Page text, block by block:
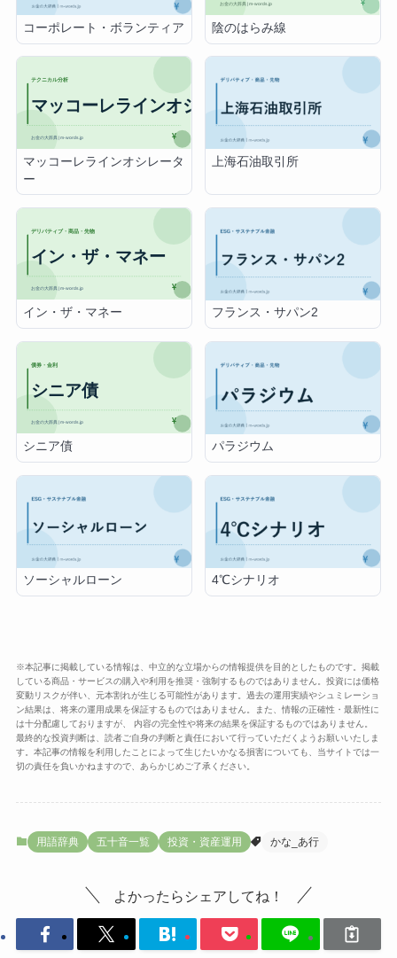
コーポレート・ボランティア 陰のはらみ線
マッコーレラインオシレータ
ー
上海石油取引所
イン・ザ・マネー フランス・サパン2
シニア債 パラジウム
ソーシャルローン 4℃シナリオ
※本記事に掲載している情報は、中立的な立場からの情報提供を目的としたものです。掲載
している商品・サービスの購入や利用を推奨・強制するものではありません。投資には価格
変動リスクが伴い、元本割れが生じる可能性があります。過去の運用実績やシュミレーショ
ン結果は、将来の運用成果を保証するものではありません。また、情報の正確性・最新性に
は十分配慮しておりますが、 内容の完全性や将来の結果を保証するものではありません。
最終的な投資判断は、読者ご自身の判断と責任において行っていただくようお願いいたしま
す。本記事の情報を利用したことによって生じたいかなる損害についても、当サイトでは一
切の責任を負いかねますので、あらかじめご了承ください。
用語辞典 五十音一覧 投資・資産運用 かな_あ行
よかったらシェアしてね！